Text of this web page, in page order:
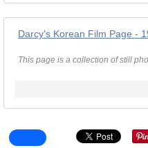
Darcy's Korean Film Page -
This page is a collection of still